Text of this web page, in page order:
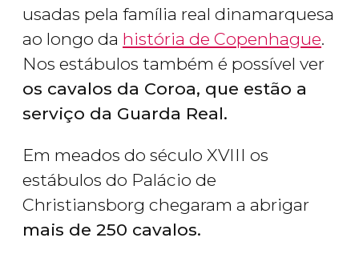
usadas pela família real dinamarquesa
ao longo da história de Copenhague.
Nos estábulos também é possível ver
os cavalos da Coroa, que estão a
serviço da Guarda Real.
Em meados do século XVIII os
estábulos do Palácio de
Christiansborg chegaram a abrigar
mais de 250 cavalos.